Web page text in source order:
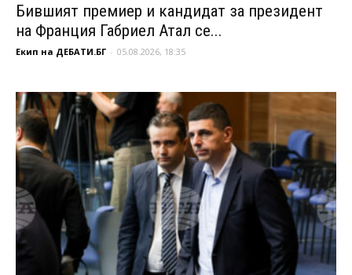
Бившият премиер и кандидат за президент
на Франция Габриел Атал се...
Екип на ДЕБАТИ.БГ - 05.08.2026, 18:35